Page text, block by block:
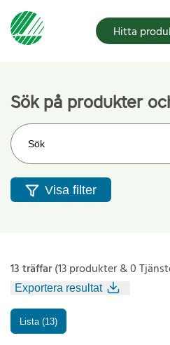
Hitta
Sök på produkter
Sök på webbplatsen
Visa filter
13 träffar(13 produkter & 0
Exportera resultat
Lista (13)